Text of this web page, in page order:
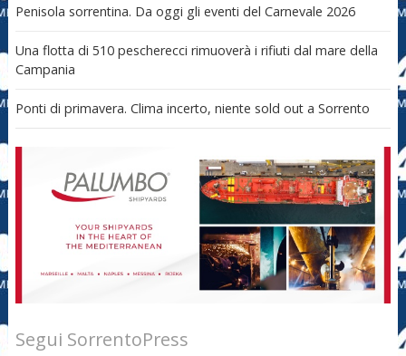
Penisola sorrentina. Da oggi gli eventi del Carnevale 2026
Una flotta di 510 pescherecci rimuoverà i rifiuti dal mare della
Campania
Ponti di primavera. Clima incerto, niente sold out a Sorrento
Segui SorrentoPress